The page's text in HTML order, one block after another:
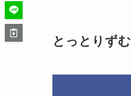
とっとりずむ